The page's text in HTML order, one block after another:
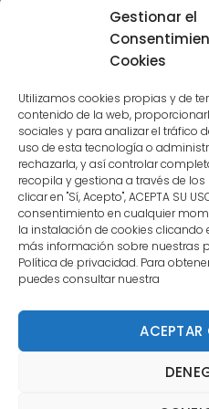
Gestionar el
Cookies
Utilizamos cookies propias y de
contenido de la web,
sociales y para analizar el tráfico
uso de esta tecnología o
rechazarla, y así controlar
recopila y gestiona a través de
clicar en "Sí, Acepto", ACEPTA SU
consentimiento en cualquier
la instalación de cookies clicando
más información sobre nuestras
Política de privacidad. Para
puedes consultar nuestra
ACEPTAR
Sessions for the
because the user is
CONTACTO
MENÚ PRINCIPAL
MI CUENTA
DOCUMENTACIÓN